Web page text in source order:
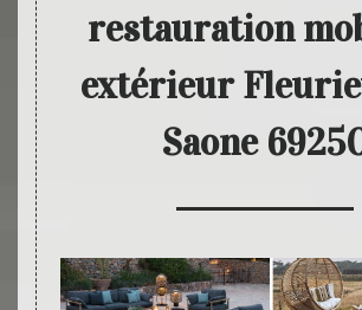
restauration
extérieur
Saone